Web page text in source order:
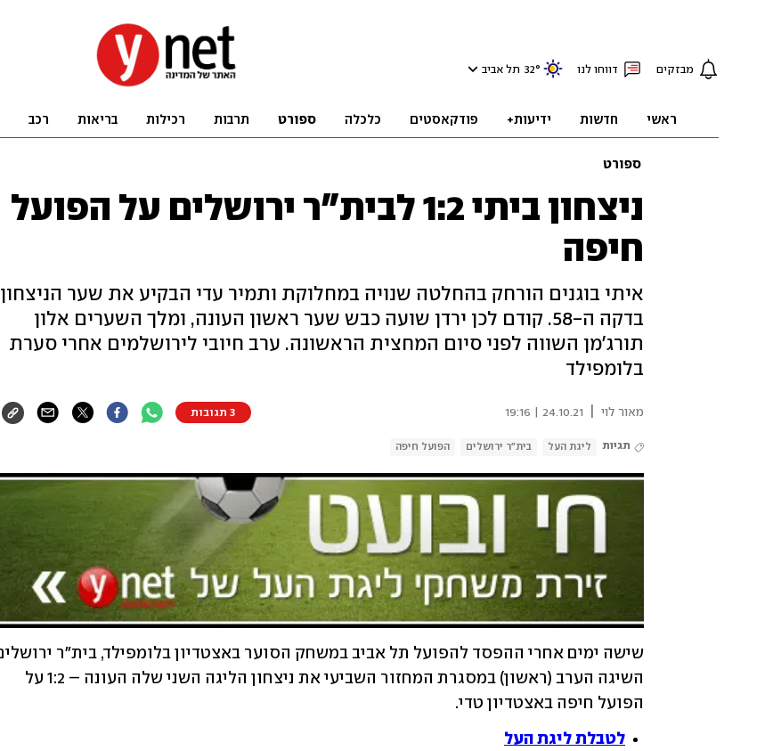
מבזקים דווחו לנו 32° תל אביב
ראשי חדשות ידיעות+ פודקאסטים כלכלה ספורט תרבות רכילות בריאות רכב
ספורט
ניצחון ביתי 1:2 לבית"ר ירושלים על הפועל
חיפה
איתי בוגנים הורחק בהחלטה שנויה במחלוקת ותמיר עדי הבקיע את שער הניצחון
בדקה ה-58. קודם לכן ירדן שועה כבש שער ראשון העונה, ומלך השערים אלון
תורג'מן השווה לפני סיום המחצית הראשונה. ערב חיובי לירושלמים אחרי סערת
בלומפילד
מאור לוי 24.10.21 | 19:16 3 תגובות
תגיות ליגת העל בית"ר ירושלים הפועל חיפה
הפועל חיפה באצטדיון טדי.
לטבלת ליגת העל